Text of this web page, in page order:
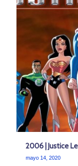
2006 | Justice
mayo 14, 2020